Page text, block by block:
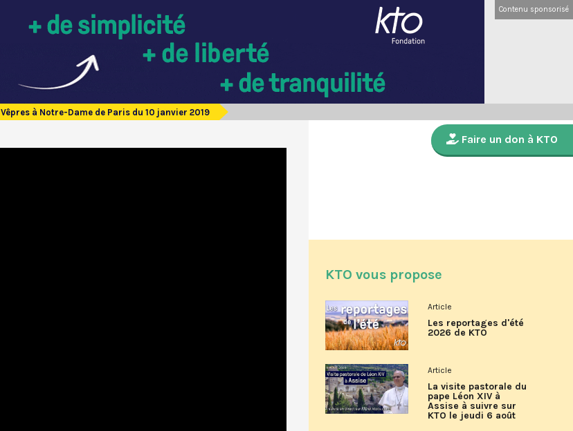
Contenu sponsorisé
Vêpres à Notre-Dame de Paris du 10 janvier 2019
Faire un don à KTO
KTO vous propose
Article
Les reportages d'été
2026 de KTO
Article
La visite pastorale du
pape Léon XIV à
Assise à suivre sur
KTO le jeudi 6 août